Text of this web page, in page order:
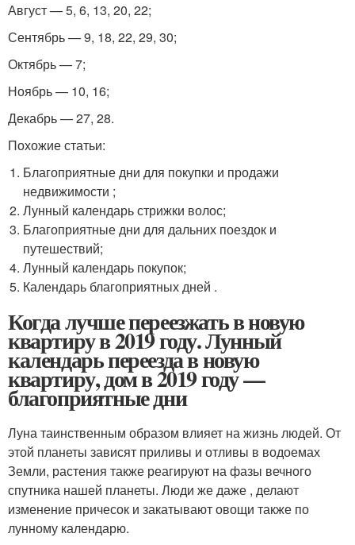
Август — 5, 6, 13, 20, 22;
Сентябрь — 9, 18, 22, 29, 30;
Октябрь — 7;
Ноябрь — 10, 16;
Декабрь — 27, 28.
Похожие статьи:
Благоприятные дни для покупки и продажи
недвижимости ;
Лунный календарь стрижки волос;
Благоприятные дни для дальних поездок и
путешествий;
Лунный календарь покупок;
Календарь благоприятных дней .
Когда лучше переезжать в новую
квартиру в 2019 году. Лунный
календарь переезда в новую
квартиру, дом в 2019 году —
благоприятные дни
Луна таинственным образом влияет на жизнь людей. От
этой планеты зависят приливы и отливы в водоемах
Земли, растения также реагируют на фазы вечного
спутника нашей планеты. Люди же даже , делают
изменение причесок и закатывают овощи также по
лунному календарю.